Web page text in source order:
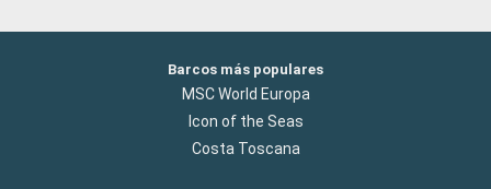
Barcos más populares
MSC World Europa
Icon of the Seas
Costa Toscana